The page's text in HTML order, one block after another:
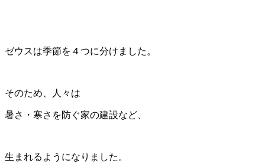
ゼウスは季節を４つに分けました。
そのため、人々は
暑さ・寒さを防ぐ家の建設など、
生まれるようになりました。